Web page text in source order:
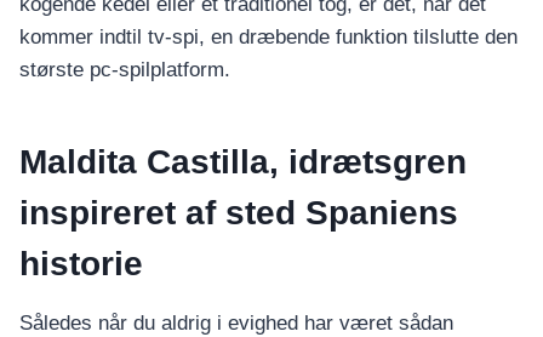
kogende kedel eller et traditionel tog, er det, når det
kommer indtil tv-spi, en dræbende funktion tilslutte den
største pc-spilplatform.
Maldita Castilla, idrætsgren
inspireret af sted Spaniens
historie
Således når du aldrig i evighed har været sådan